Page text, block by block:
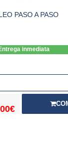
PASO A PASO
inmediata